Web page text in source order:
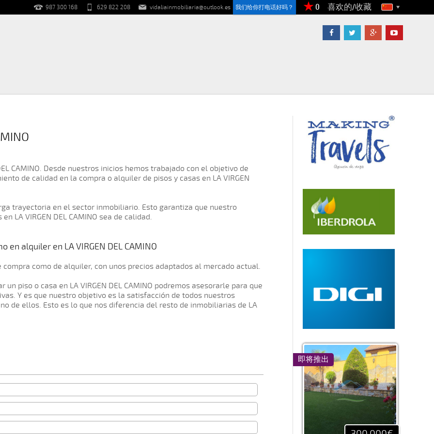
喜欢的/收藏
我们给你打电话好吗？
vidaliainmobiliaria@outlook.es
629 822 208
987 300 168
CAMINO. Desde nuestros inicios hemos trabajado con el objetivo de
de calidad en la compra o alquiler de pisos y casas en LA VIRGEN
trayectoria en el sector inmobiliario. Esto garantiza que nuestro
LA VIRGEN DEL CAMINO sea de calidad.
alquiler en LA VIRGEN DEL CAMINO
como de alquiler, con unos precios adaptados al mercado actual.
piso o casa en LA VIRGEN DEL CAMINO podremos asesorarle para que
Y es que nuestro objetivo es la satisfacción de todos nuestros
de ellos. Esto es lo que nos diferencia del resto de inmobiliarias de LA
即将推出